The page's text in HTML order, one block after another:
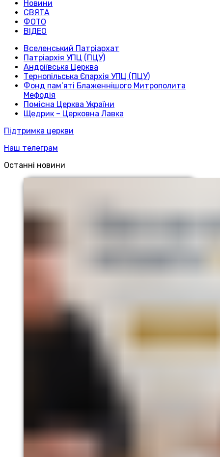
Новини
СВЯТА
ФОТО
ВІДЕО
Вселенський Патріархат
Патріархія УПЦ (ПЦУ)
Андріївська Церква
Тернопільська Єпархія УПЦ (ПЦУ)
Фонд пам’яті Блаженнішого Митрополита
Мефодія
Помісна Церква України
Щедрик – Церковна Лавка
Підтримка церкви
Наш телеграм
Останні новини